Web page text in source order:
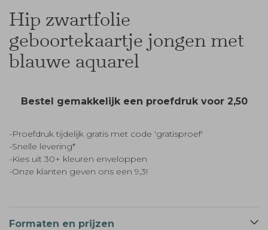
Hip zwartfolie
geboortekaartje jongen met
blauwe aquarel
Bestel gemakkelijk een proefdruk voor 2,50
-Proefdruk tijdelijk gratis met code 'gratisproef'
-Snelle levering*
-Kies uit 30+ kleuren enveloppen
-Onze klanten geven ons een 9,3!
Formaten en prijzen